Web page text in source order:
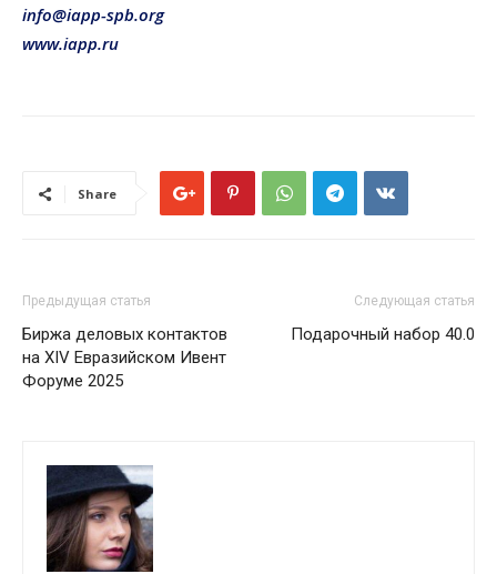
info@iapp-spb.org
www.iapp.ru
Share
Предыдущая статья
Биржа деловых контактов
на XIV Евразийском Ивент
Форуме 2025
Следующая статья
Подарочный набор 40.0